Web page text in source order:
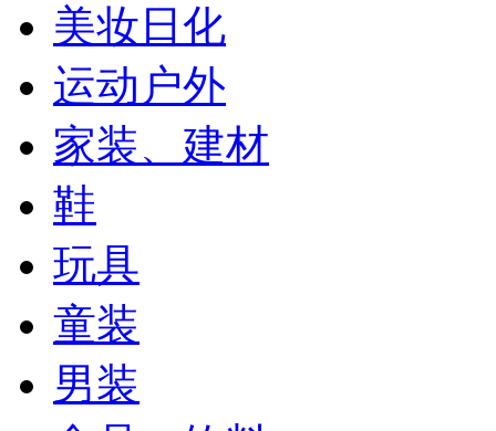
美妆日化
运动户外
家装、建材
鞋
玩具
童装
男装